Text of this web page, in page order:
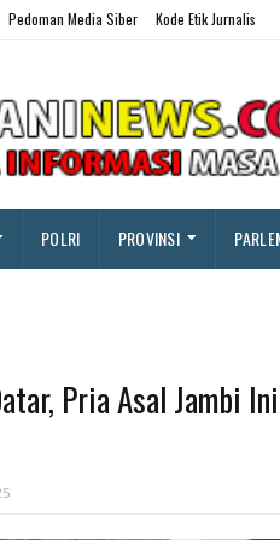
Pedoman Media Siber Kode Etik Jurnalis
POLRI PROVINSI
Pria Asal Jambi